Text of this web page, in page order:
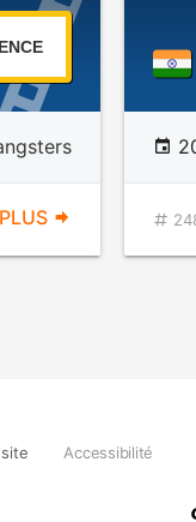
Accessibilité